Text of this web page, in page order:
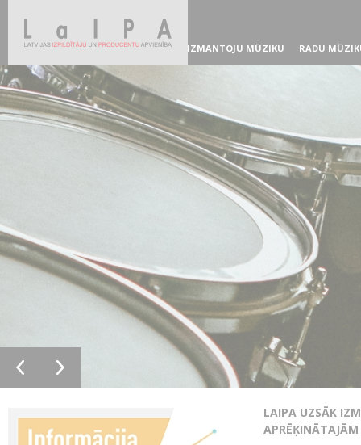
IZMANTOJU MŪZIKU RADU
LAIPA UZSĀK